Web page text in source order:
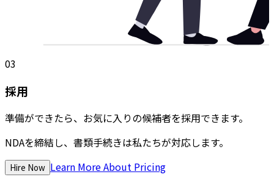
03
採用
準備ができたら、お気に入りの候補者を採用できます。
NDAを締結し、書類手続きは私たちが対応します。
Hire Now Learn More About Pricing